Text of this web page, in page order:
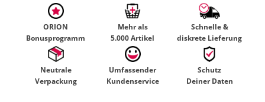
ORION
Bonusprogramm
Mehr als
5.000 Artikel
Schnelle &
diskrete Lieferung
Neutrale
Verpackung
Umfassender
Kundenservice
Schutz
Deiner Daten